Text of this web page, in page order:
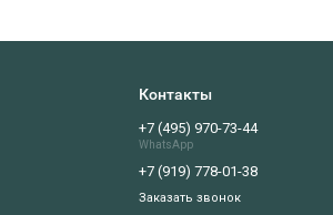
Контакты
+7 (495) 970-73-44
WhatsApp
+7 (919) 778-01-38
Заказать звонок